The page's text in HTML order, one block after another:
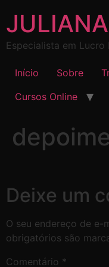
Especialista em Lucro
Início Sobre
Cursos Online
Deixe um
O seu endereço de e-
obrigatórios são
Comentário *